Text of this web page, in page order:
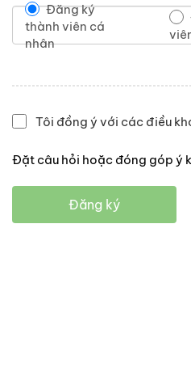
Đăng ký
thành viên cá
nhân
Tôi đồng ý với các điều
Đặt câu hỏi hoặc đóng góp ý
Đăng ký